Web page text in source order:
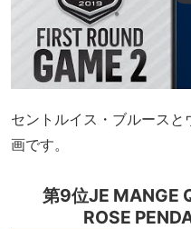
セントルイス・ブルース
画です。
第9位JE MANGE
ROSE